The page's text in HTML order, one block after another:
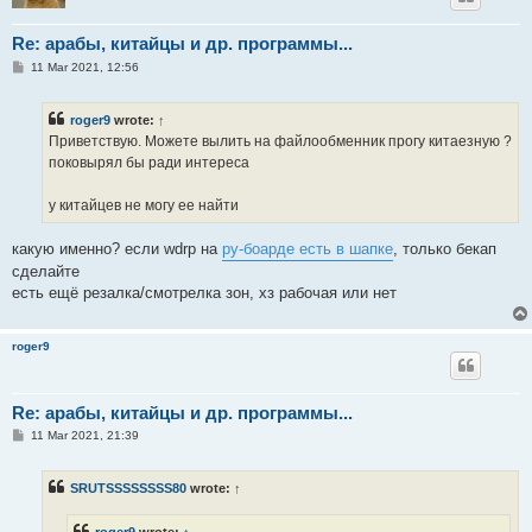
Re: арабы, китайцы и др. программы...
P11 Mar 2021, 12:56
roger9 wrote: ↑
Приветствую. Можете вылить на файлообменник прогу китаезную ?
поковырял бы ради интереса
у китайцев не могу ее найти
какую именно? если wdrp на ру-боарде есть в шапке , только бекап
сделайте
есть ещё резалка/смотрелка зон, хз рабочая или нет
roger9
Re: арабы, китайцы и др. программы...
P11 Mar 2021, 21:39
SRUTSSSSSSSS80 wrote: ↑